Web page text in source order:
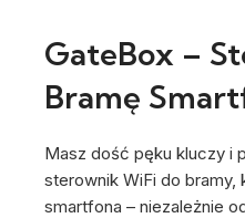
GateBox –
Bramę
Masz dość pęku kluczy i
sterownik WiFi do
smartfona – niezależnie